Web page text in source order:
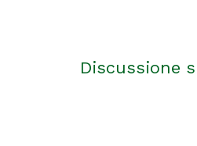
Discussione